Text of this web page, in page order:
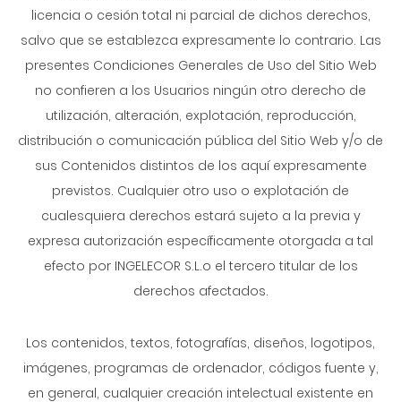
licencia o cesión total ni parcial de dichos derechos,
salvo que se establezca expresamente lo contrario. Las
presentes Condiciones Generales de Uso del Sitio Web
no confieren a los Usuarios ningún otro derecho de
utilización, alteración, explotación, reproducción,
distribución o comunicación pública del Sitio Web y/o de
sus Contenidos distintos de los aquí expresamente
previstos. Cualquier otro uso o explotación de
cualesquiera derechos estará sujeto a la previa y
expresa autorización específicamente otorgada a tal
efecto por INGELECOR S.L.o el tercero titular de los
derechos afectados.
Los contenidos, textos, fotografías, diseños, logotipos,
imágenes, programas de ordenador, códigos fuente y,
en general, cualquier creación intelectual existente en